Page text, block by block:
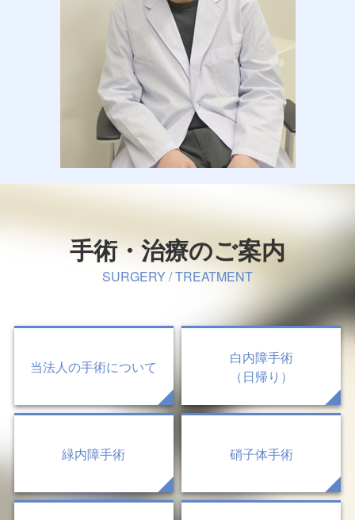
手術・治療のご案内
SURGERY / TREATMENT
当法人の手術について
白内障手術
（日帰り）
緑内障手術 硝子体手術